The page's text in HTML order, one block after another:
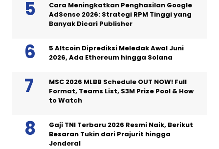
Cara Meningkatkan Penghasilan Google
AdSense 2026: Strategi RPM Tinggi yang
Banyak Dicari Publisher
5 Altcoin Diprediksi Meledak Awal Juni
2026, Ada Ethereum hingga Solana
MSC 2026 MLBB Schedule OUT NOW! Full
Format, Teams List, $3M Prize Pool & How
to Watch
Gaji TNI Terbaru 2026 Resmi Naik, Berikut
Besaran Tukin dari Prajurit hingga
Jenderal